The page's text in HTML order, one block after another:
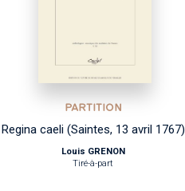
PARTITION
Regina caeli (Saintes, 13 avril 1767)
Louis GRENON
Tiré-à-part